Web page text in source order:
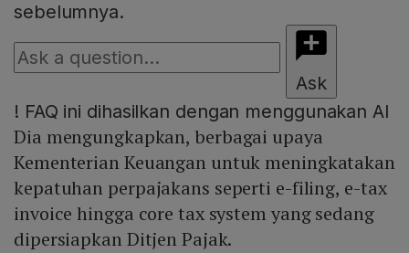
sebelumnya.
Ask
! FAQ ini dihasilkan dengan menggunakan AI
Dia mengungkapkan, berbagai upaya
Kementerian Keuangan untuk meningkatakan
kepatuhan perpajakans seperti e-filing, e-tax
invoice hingga core tax system yang sedang
dipersiapkan Ditjen Pajak.